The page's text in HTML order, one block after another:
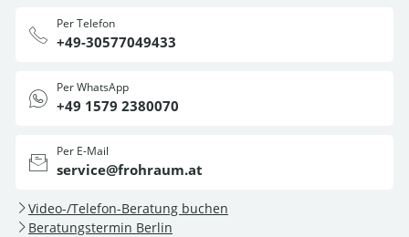
Per Telefon
+49-30577049433
Per WhatsApp
+49 1579 2380070
Per E-Mail
service@frohraum.at
Video-/Telefon-Beratung buchen
Beratungstermin Berlin